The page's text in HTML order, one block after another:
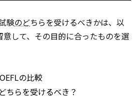
験のどちらを受けるべきかは、以
して、その目的に合ったものを選
の比較
ちらを受けるべき？